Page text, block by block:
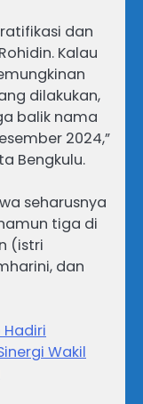
dan
Kalau
dilakukan,
balik nama
2024,”
Bengkulu.
seharusnya
tiga di
(istri
dan
Wakil